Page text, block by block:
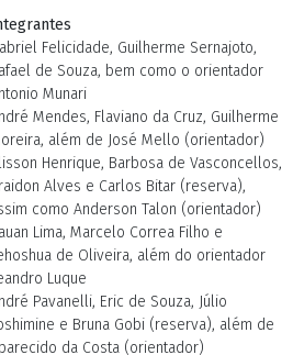
Felicidade, Guilherme Sernajoto,
de Souza, bem como o orientador
Munari
Mendes, Flaviano da Cruz, Guilherme
além de José Mello (orientador)
Henrique, Barbosa de Vasconcellos,
Alves e Carlos Bitar (reserva),
como Anderson Talon (orientador)
Lima, Marcelo Correa Filho e
de Oliveira, além do orientador
Luque
Pavanelli, Eric de Souza, Júlio
e Bruna Gobi (reserva), além de
da Costa (orientador)